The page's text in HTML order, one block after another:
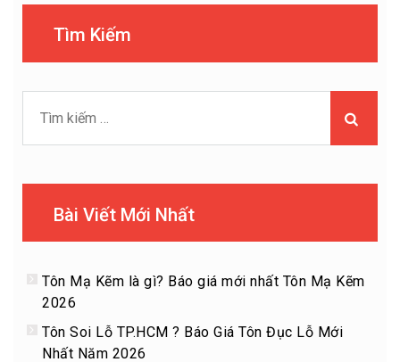
Tìm Kiếm
kiếm
cho:
Bài Viết Mới Nhất
Tôn Mạ Kẽm là gì? Báo giá mới nhất Tôn Mạ Kẽm
2026
Tôn Soi Lỗ TP.HCM ? Báo Giá Tôn Đục Lỗ Mới
Nhất Năm 2026